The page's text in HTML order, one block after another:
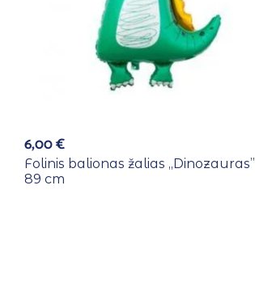
6,00€
Folinis balionas žalias ,,Dinozauras”
89 cm